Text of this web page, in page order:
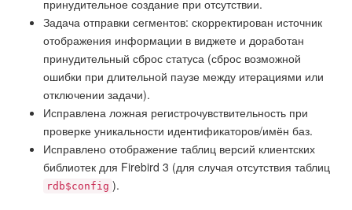
принудительное создание при отсутствии.
Задача отправки сегментов: скорректирован источник
отображения информации в виджете и доработан
принудительный сброс статуса (сброс возможной
ошибки при длительной паузе между итерациями или
отключении задачи).
Исправлена ложная регистрочувствительность при
проверке уникальности идентификаторов/имён баз.
Исправлено отображение таблиц версий клиентских
библиотек для Firebird 3 (для случая отсутствия таблиц
rdb$config ).